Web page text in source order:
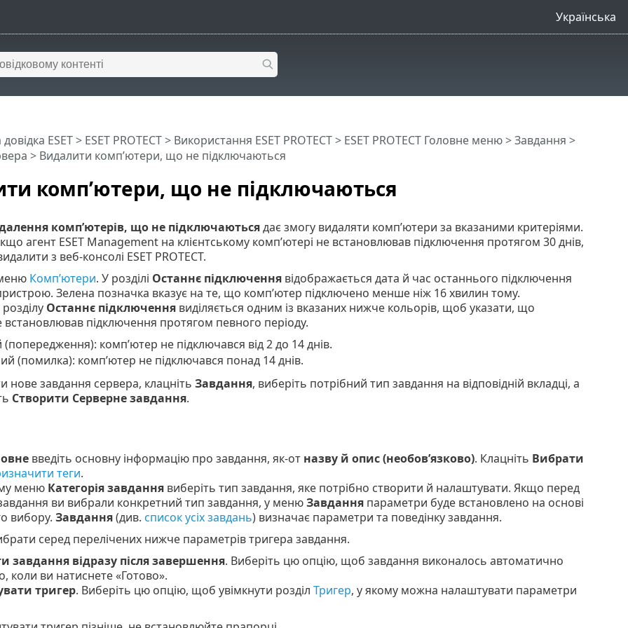
Українська
комп’ютери, що не підключаються
ESET> ESET PROTECT> Використання ESET PROTECT> ESET PROTECT Головне меню>Завдання >
> Видалити комп’ютери, що не підключаються
комп’ютерів, що не підключаютьсядає змогу видаляти комп’ютери за вказаними критеріями.
агент ESET Management на клієнтському комп’ютері не встановлював підключення протягом 30 днів,
з веб-консолі ESET PROTECT.
Комп’ютери. У розділі Останнє підключеннявідображається дата й час останнього підключення
Зелена позначка вказує на те, що комп’ютер підключено менше ніж 16 хвилин тому.
Останнє підключеннявиділяється одним із вказаних нижче кольорів, щоб указати, що
підключення протягом певного періоду.
комп’ютер не підключався від 2 до 14 днів.
(помилка): комп’ютер не підключався понад 14 днів.
нове завдання сервера, клацніть Завдання, виберіть потрібний тип завдання на відповідній вкладці, а
Створити Серверне завдання.
введіть основну інформацію про завдання, як-от назву й опис (необов’язково). Клацніть Вибрати
теги.
меню Категорія завданнявиберіть тип завдання, яке потрібно створити й налаштувати. Якщо перед
ви вибрали конкретний тип завдання, у менюЗавданняпараметри буде встановлено на основі
вибору. Завдання(див. список усіх завдань) визначає параметри та поведінку завдання.
серед перелічених нижче параметрів тригера завдання.
завдання відразу після завершення. Виберіть цю опцію, щоб завдання виконалось автоматично
коли ви натиснете «Готово».
тригер. Виберіть цю опцію, щоб увімкнути розділ Тригер, у якому можна налаштувати параметри